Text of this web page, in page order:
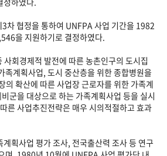
차 협정을 통하여 UNFPA 사업 기간을 1982
을 지원하기로 결정하였다.
회경제적 발전에 따른 농촌인구의 도시집
족계획사업, 도시 중산층을 위한 종합병원을
의 확산에 따른 사업장 근로자를 위한 가족계
군을 대상으로 하는 가족계획사업 등을 실시
른 사업추진전략은 매우 시의적절하고 효과
획사업 평가 조사, 전국출산력 조사 등 연구